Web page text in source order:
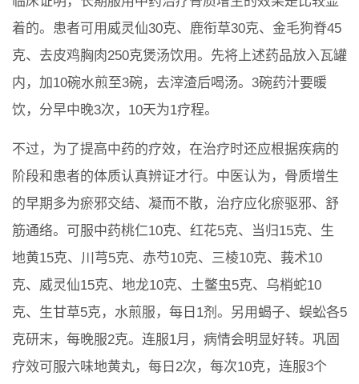
着的。患者可用威灵仙30克、鹿衔草30克、金毛狗脊45
克、去皮鸡胸肉250克煲汤饮用。先将上述药品放入瓦罐
内，加10碗水煎至3碗，去滓渣后喝汤。3碗药汁要暖
饮，分早中晚3次，10天为1疗程。
不过，为了提高中药的疗效，在治疗时还应根据疾病的
阶段和患者的体质认真辨证才行。中医认为，骨质增生
的早期多为瘀邪交结、凝而不散，治疗应化瘀驱邪、舒
筋通络。可服中药桃仁10克、红花5克、当归15克、生
地黄15克、川芎5克、赤芍10克、三棱10克、莪术10
克、威灵仙15克、地龙10克、土鳖虫5克、乌梢蛇10
克、生甘草5克，水煎服，每日1剂。另用蝎子、蜈蚣各5
克研末，每晚服2克。连服1月，病情会明显好转。巩固
疗效可服六味地黄丸，每日2次，每次10克，连服3个